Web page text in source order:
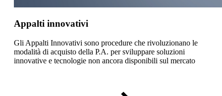
Appalti innovativi
Gli Appalti Innovativi sono procedure che rivoluzionano le
modalità di acquisto della P.A. per sviluppare soluzioni
innovative e tecnologie non ancora disponibili sul mercato